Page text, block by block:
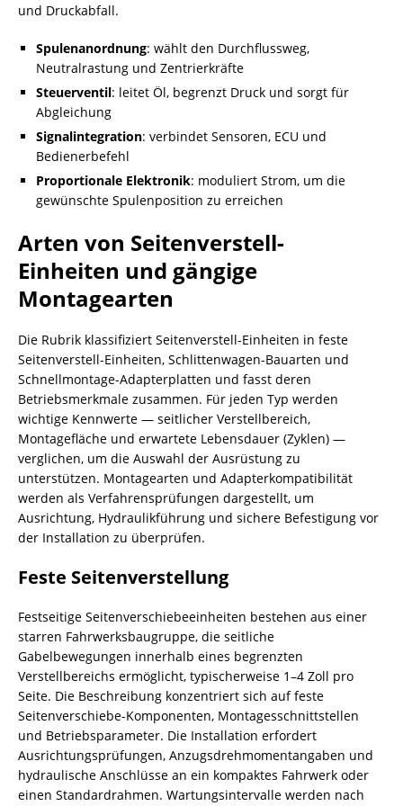
und Druckabfall.
Spulenanordnung: wählt den Durchflussweg,
Neutralrastung und Zentrierkräfte
Steuerventil: leitet Öl, begrenzt Druck und sorgt für
Abgleichung
Signalintegration: verbindet Sensoren, ECU und
Bedienerbefehl
Proportionale Elektronik: moduliert Strom, um die
gewünschte Spulenposition zu erreichen
Arten von Seitenverstell-
Einheiten und gängige
Montagearten
Die Rubrik klassifiziert Seitenverstell-Einheiten in feste
Seitenverstell-Einheiten, Schlittenwagen-Bauarten und
Schnellmontage-Adapterplatten und fasst deren
Betriebsmerkmale zusammen. Für jeden Typ werden
wichtige Kennwerte — seitlicher Verstellbereich,
Montagefläche und erwartete Lebensdauer (Zyklen) —
verglichen, um die Auswahl der Ausrüstung zu
unterstützen. Montagearten und Adapterkompatibilität
werden als Verfahrensprüfungen dargestellt, um
Ausrichtung, Hydraulikführung und sichere Befestigung vor
der Installation zu überprüfen.
Feste Seitenverstellung
Festseitige Seitenverschiebeeinheiten bestehen aus einer
starren Fahrwerksbaugruppe, die seitliche
Gabelbewegungen innerhalb eines begrenzten
Verstellbereichs ermöglicht, typischerweise 1–4 Zoll pro
Seite. Die Beschreibung konzentriert sich auf feste
Seitenverschiebe-Komponenten, Montagesschnittstellen
und Betriebsparameter. Die Installation erfordert
Ausrichtungsprüfungen, Anzugsdrehmomentangaben und
hydraulische Anschlüsse an ein kompaktes Fahrwerk oder
einen Standardrahmen. Wartungsintervalle werden nach